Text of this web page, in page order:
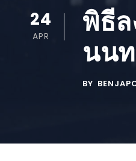
24
APR
พิธี
นน
BY